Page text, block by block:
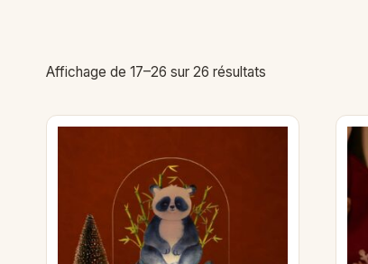
Affichage de 17–26 sur 26 résultats